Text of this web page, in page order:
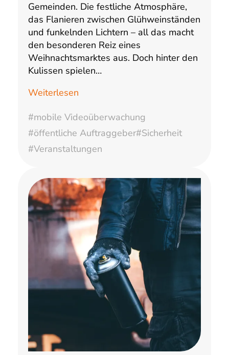
Gemeinden. Die festliche Atmosphäre,
das Flanieren zwischen Glühweinständen
und funkelnden Lichtern – all das macht
den besonderen Reiz eines
Weihnachtsmarktes aus. Doch hinter den
Kulissen spielen…
Weiterlesen
#mobile Videoüberwachung
#öffentliche Auftraggeber#Sicherheit
#Veranstaltungen